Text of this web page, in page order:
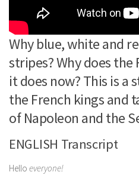
Why blue, white and
stripes? Why does
it does now? This is
the French kings and
of Napoleon and the
ENGLISH Transcript
Hello everyone!